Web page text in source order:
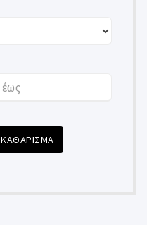
ΚΑΘΑΡΙΣΜΑ